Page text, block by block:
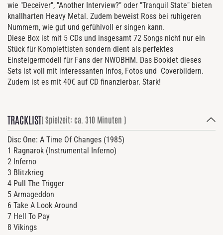
wie "Deceiver", "Another Interview?" oder "Tranquil State" bieten
knallharten Heavy Metal. Zudem beweist Ross bei ruhigeren
Nummern, wie gut und gefühlvoll er singen kann.
Diese Box ist mit 5 CDs und insgesamt 72 Songs nicht nur ein
Stück für Komplettisten sondern dient als perfektes
Einsteigermodell für Fans der NWOBHM. Das Booklet dieses
Sets ist voll mit interessanten Infos, Fotos und Coverbildern.
Zudem ist es mit 40€ auf CD finanzierbar. Stark!
TRACKLIST( Spielzeit: ca. 310 Minuten )
Disc One: A Time Of Changes (1985)
1 Ragnarok (Instrumental Inferno)
2 Inferno
3 Blitzkrieg
4 Pull The Trigger
5 Armageddon
6 Take A Look Around
7 Hell To Pay
8 Vikings